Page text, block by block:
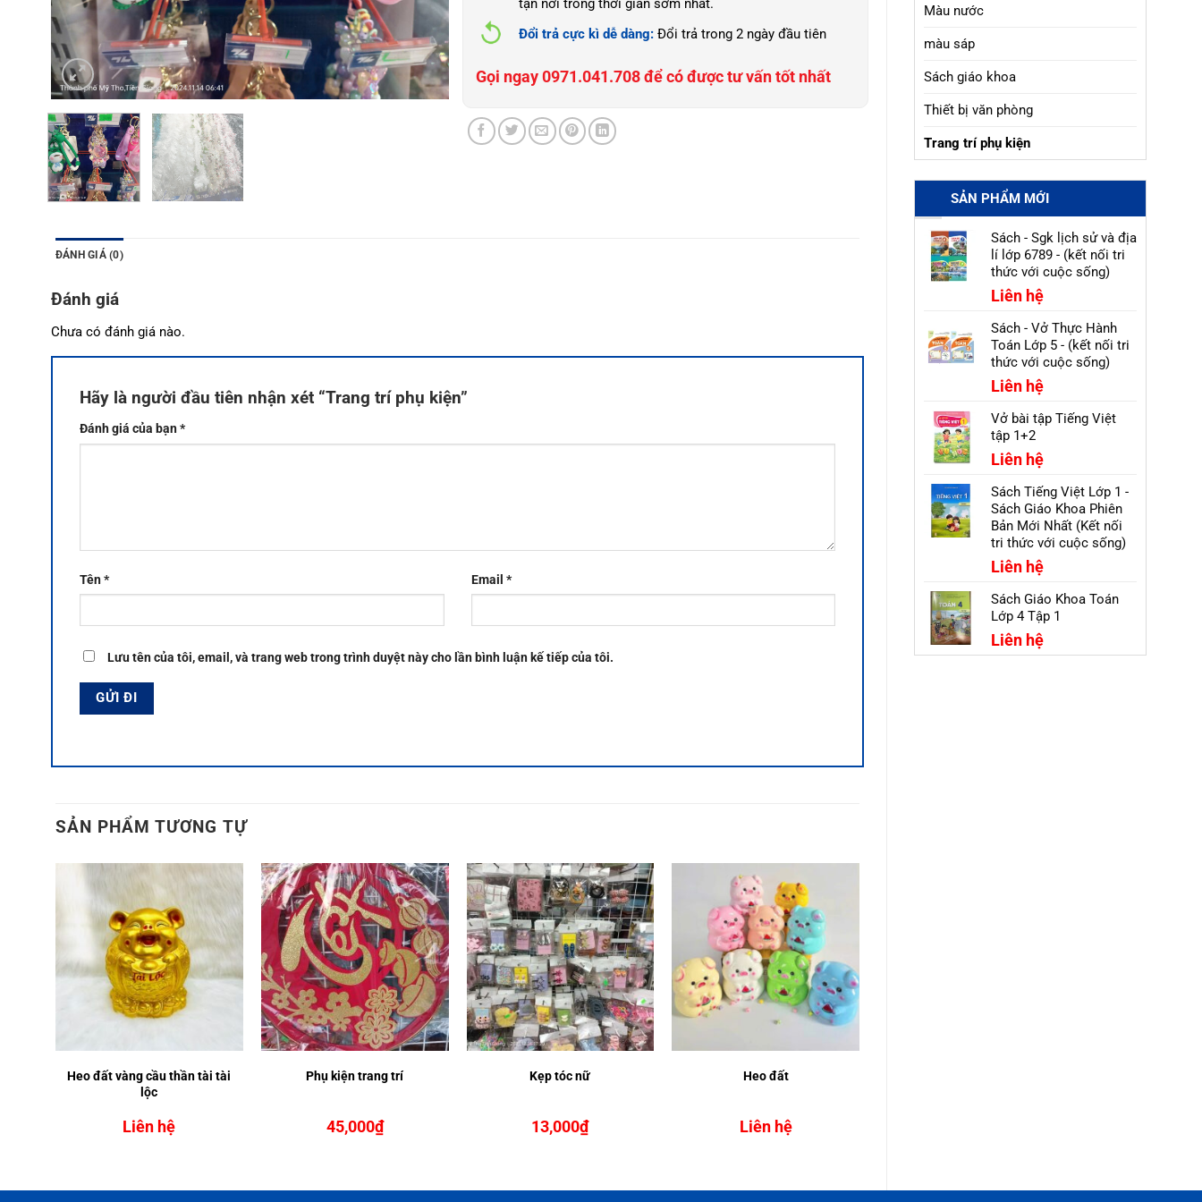
Màu nước
màu sáp
Sách giáo khoa
Thiết bị văn phòng
Trang trí phụ kiện
SẢN PHẨM MỚI
Sách - Sgk lịch sử và địa
lí lớp 6789 - (kết nối tri
thức với cuộc sống)
Liên hệ
Sách - Vở Thực Hành
Toán Lớp 5 - (kết nối tri
thức với cuộc sống)
Liên hệ
Vở bài tập Tiếng Việt
tập 1+2
Liên hệ
Sách Tiếng Việt Lớp 1 -
Sách Giáo Khoa Phiên
Bản Mới Nhất (Kết nối
tri thức với cuộc sống)
Liên hệ
Sách Giáo Khoa Toán
Lớp 4 Tập 1
Liên hệ
tận nơi trong thời gian sớm nhất.
Đổi trả cực kì dễ dàng:Đổi trả trong 2 ngày đầu tiên
Gọi ngay 0971.041.708 để có được tư vấn tốt nhất
ĐÁNH GIÁ (0)
Đánh giá
Chưa có đánh giá nào.
Hãy là người đầu tiên nhận xét “Trang trí phụ kiện”
Đánh giá của bạn*
Tên* Email *
Lưu tên của tôi, email, và trang web trong trình duyệt này cho lần bình luận kế tiếp của tôi.
SẢN PHẨM TƯƠNG TỰ
Heo đất vàng cầu thần tài tài
lộc
Liên hệ
Phụ kiện trang trí
45,000₫
Kẹp tóc nữ
13,000₫
Heo đất
Liên hệ